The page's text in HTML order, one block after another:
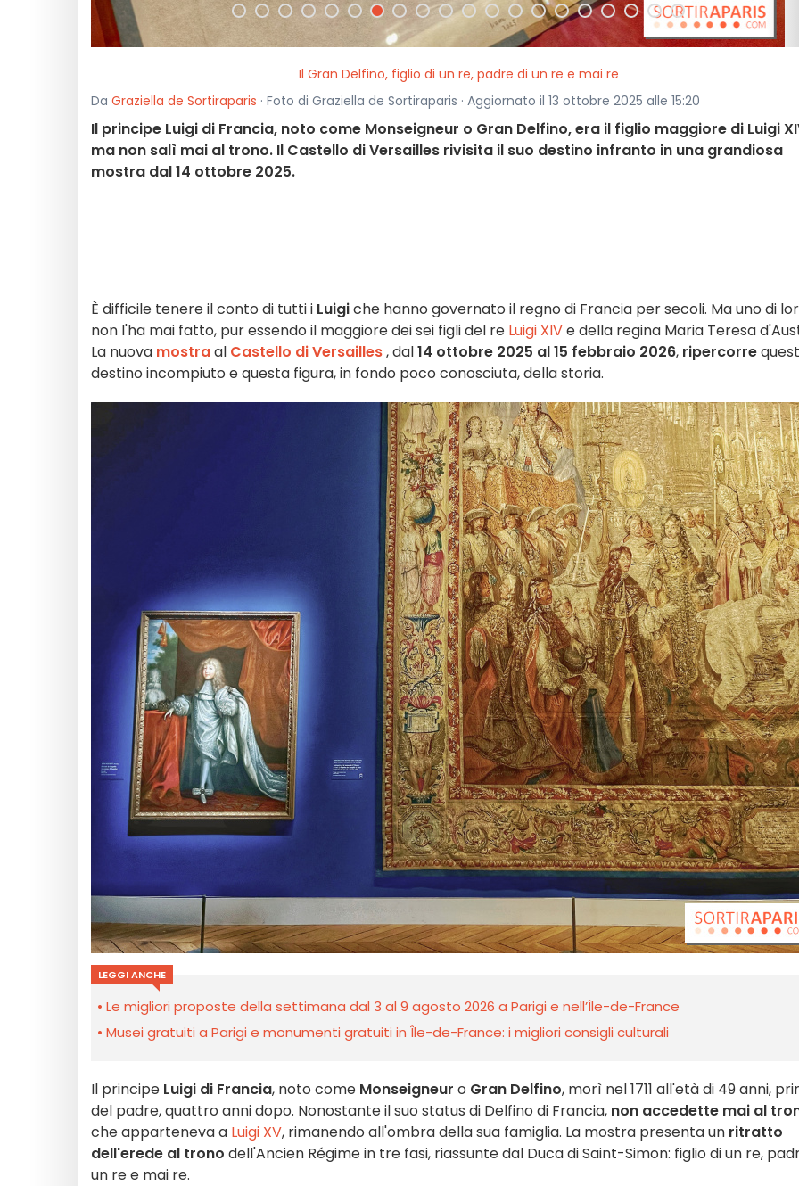
Il Gran Delfino, figlio di un re, padre di un re e mai re
Da Graziella de Sortiraparis · Foto di Graziella de Sortiraparis · Aggiornato il 13 ottobre 2025 alle 15:20
Il principe Luigi di Francia, noto come Monseigneur o Gran Delfino, era il figlio maggiore di Luigi
ma non salì mai al trono. Il Castello di Versailles rivisita il suo destino infranto in una grandiosa
mostra dal 14 ottobre 2025.
È difficile tenere il conto di tutti i Luigiche hanno governato il regno di Francia per secoli. Ma uno di
non l'ha mai fatto, pur essendo il maggiore dei sei figli del re Luigi XIVe della regina Maria Teresa
La nuova mostraal Castello di Versailles, dal14 ottobre 2025 al 15 febbraio 2026, ripercorre
destino incompiuto e questa figura, in fondo poco conosciuta, della storia.
LEGGI ANCHE
Le migliori proposte della settimana dal 3 al 9 agosto 2026 a Parigi e nell’Île-de-France
Musei gratuiti a Parigi e monumenti gratuiti in Île-de-France: i migliori consigli culturali
Il principe Luigi di Francia, noto come Monseigneur o Gran Delfino, morì nel 1711 all'età di 49 anni,
del padre, quattro anni dopo. Nonostante il suo status di Delfino di Francia, non accedette mai al
che apparteneva a Luigi XV, rimanendo all'ombra della sua famiglia. La mostra presenta un ritratto
dell'erede al trono dell'Ancien Régime in tre fasi, riassunte dal Duca di Saint-Simon: figlio di un re,
un re e mai re.